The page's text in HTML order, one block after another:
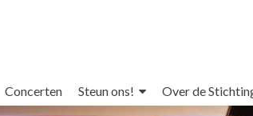
Concerten Steun ons! Over de